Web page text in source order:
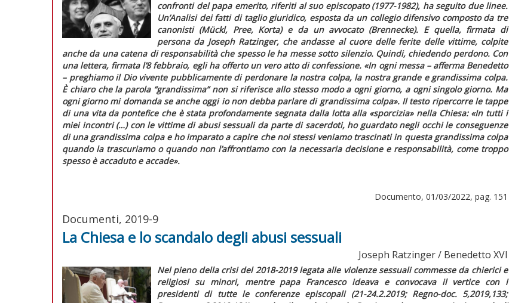
confronti del papa emerito, riferiti al suo episcopato (1977-1982), ha seguito due linee.
Un’Analisi dei fattidi taglio giuridico, esposta da un collegio difensivo composto da tre
canonisti (Mückl, Pree, Korta) e da un avvocato (Brennecke). E quella, firmata di
persona da Joseph Ratzinger, che andasse al cuore delle ferite delle vittime, colpite
anche da una catena di responsabilità che spesso le ha messe sotto silenzio. Quindi, chiedendo perdono. Con
una lettera, firmata l’8 febbraio, egli ha offerto un vero atto di confessione. «In ogni messa – afferma Benedetto
– preghiamo il Dio vivente pubblicamente di perdonare la nostra colpa, la nostra grande e grandissima colpa.
È chiaro che la parola “grandissima” non si riferisce allo stesso modo a ogni giorno, a ogni singolo giorno. Ma
ogni giorno mi domanda se anche oggi io non debba parlare di grandissima colpa». Il testo ripercorre le tappe
di una vita da pontefice che è stata profondamente segnata dalla lotta alla «sporcizia» nella Chiesa: «In tutti i
miei incontri (…) con le vittime di abusi sessuali da parte di sacerdoti, ho guardato negli occhi le conseguenze
di una grandissima colpa e ho imparato a capire che noi stessi veniamo trascinati in questa grandissima colpa
quando la trascuriamo o quando non l’affrontiamo con la necessaria decisione e responsabilità, come troppo
spesso è accaduto e accade».
Documento, 01/03/2022, pag. 151
Documenti, 2019-9
La Chiesa e lo scandalo degli abusi sessuali
Joseph Ratzinger / Benedetto XVI
Nel pieno della crisi del 2018-2019 legata alle violenze sessuali commesse da chierici e
religiosi su minori, mentre papa Francesco ideava e convocava il vertice con i
presidenti di tutte le conferenze episcopali (21-24.2.2019; Regno-doc. 5,2019,133;